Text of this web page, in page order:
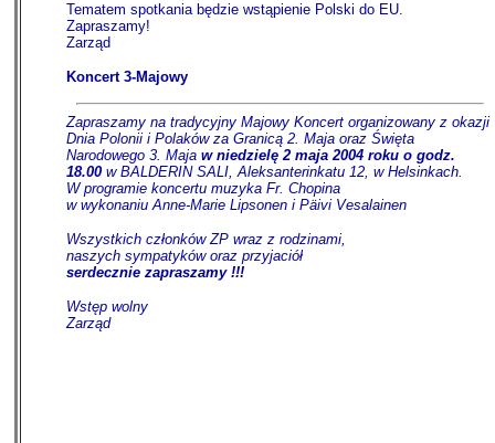
Tematem spotkania będzie wstąpienie Polski do EU.
Zapraszamy!
Zarząd
Koncert 3-Majowy
Zapraszamy na tradycyjny Majowy Koncert organizowany z okazji
Dnia Polonii i Polaków za Granicą 2. Maja oraz Święta
Narodowego 3. Maja w niedzielę 2 maja 2004 roku o godz.
18.00 w BALDERIN SALI, Aleksanterinkatu 12, w Helsinkach.
W programie koncertu muzyka Fr. Chopina
w wykonaniu Anne-Marie Lipsonen i Päivi Vesalainen
Wszystkich członków ZP wraz z rodzinami,
naszych sympatyków oraz przyjaciół
serdecznie zapraszamy !!!
Wstęp wolny
Zarząd